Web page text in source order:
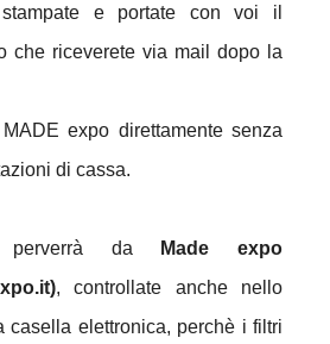
stampate e portate con voi il
che riceverete via mail dopo la
expo direttamente senza
di cassa.
perverrà da
Made expo
, controllate anche nello
casella elettronica, perchè i filtri